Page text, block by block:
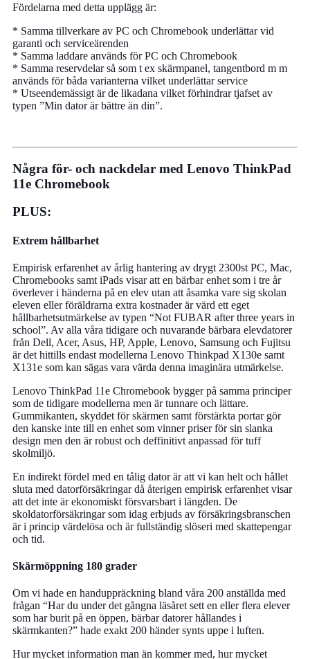
Fördelarna med detta upplägg är:
* Samma tillverkare av PC och Chromebook underlättar vid
garanti och serviceärenden
* Samma laddare används för PC och Chromebook
* Samma reservdelar så som t ex skärmpanel, tangentbord m m
används för båda varianterna vilket underlättar service
* Utseendemässigt är de likadana vilket förhindrar tjafset av
typen ”Min dator är bättre än din”.
Några för- och nackdelar med Lenovo ThinkPad
11e Chromebook
PLUS:
Extrem hållbarhet
Empirisk erfarenhet av årlig hantering av drygt 2300st PC, Mac,
Chromebooks samt iPads visar att en bärbar enhet som i tre år
överlever i händerna på en elev utan att åsamka vare sig skolan
eleven eller föräldrarna extra kostnader är värd ett eget
hållbarhetsutmärkelse av typen “Not FUBAR after three years in
school”. Av alla våra tidigare och nuvarande bärbara elevdatorer
från Dell, Acer, Asus, HP, Apple, Lenovo, Samsung och Fujitsu
är det hittills endast modellerna Lenovo Thinkpad X130e samt
X131e som kan sägas vara värda denna imaginära utmärkelse.
Lenovo ThinkPad 11e Chromebook bygger på samma principer
som de tidigare modellerna men är tunnare och lättare.
Gummikanten, skyddet för skärmen samt förstärkta portar gör
den kanske inte till en enhet som vinner priser för sin slanka
design men den är robust och deffinitivt anpassad för tuff
skolmiljö.
En indirekt fördel med en tålig dator är att vi kan helt och hållet
sluta med datorförsäkringar då återigen empirisk erfarenhet visar
att det inte är ekonomiskt försvarsbart i längden. De
skoldatorförsäkringar som idag erbjuds av försäkringsbranschen
är i princip värdelösa och är fullständig slöseri med skattepengar
och tid.
Skärmöppning 180 grader
Om vi hade en handuppräckning bland våra 200 anställda med
frågan “Har du under det gångna läsåret sett en eller flera elever
som har burit på en öppen, bärbar datorer hållandes i
skärmkanten?” hade exakt 200 händer synts uppe i luften.
Hur mycket information man än kommer med, hur mycket